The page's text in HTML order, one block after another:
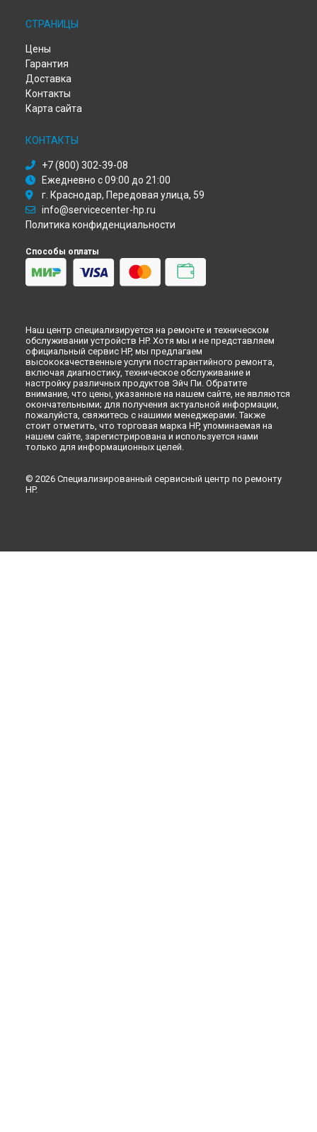
Ремонт моноблока ProOne 400 G1 HP в
Ремонт моноблока ProOne 400 G1 HP в
Ремонт моноблока ProOne 400 G1 HP в
Ремонт моноблока ProOne 400 G1 HP в
СТРАНИЦЫ
Цены
Гарантия
Доставка
Контакты
Карта сайта
КОНТАКТЫ
+7 (800) 302-39-08
Ежедневно с 09:00 до 21:00
г. Краснодар, Передовая улица, 59
info@servicecenter-hp.ru
Политика конфиденциальности
Способы оплаты
Наш центр специализируется на ремонте и техническом
обслуживании устройств HP. Хотя мы и не представляем
официальный сервис HP, мы предлагаем
высококачественные услуги постгарантийного ремонта,
включая диагностику, техническое обслуживание и
настройку различных продуктов Эйч Пи. Обратите
внимание, что цены, указанные на нашем сайте, не являются
окончательными; для получения актуальной информации,
пожалуйста, свяжитесь с нашими менеджерами. Также
стоит отметить, что торговая марка HP, упоминаемая на
нашем сайте, зарегистрирована и используется нами
только для информационных целей.
© 2026 Специализированный сервисный центр по ремонту
HP.